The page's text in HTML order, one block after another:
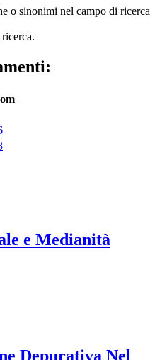
o sinonimi nel campo di ricerca
e Medianità
Depurativa Nel